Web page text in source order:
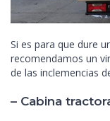
Si es para que dure
recomendamos un
de las inclemencias
– Cabina